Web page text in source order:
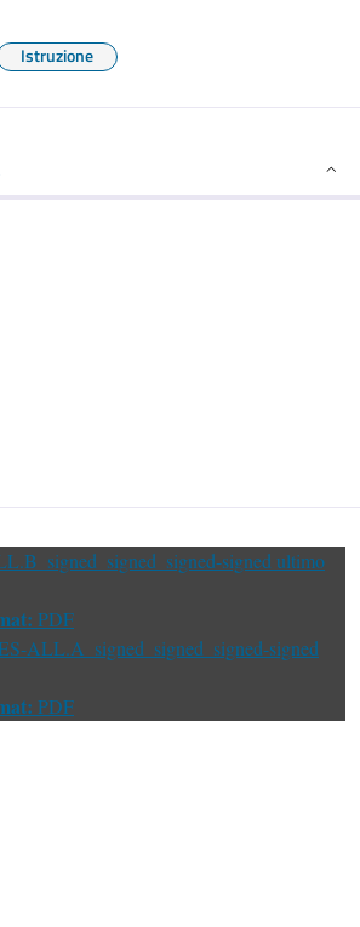
Istruzione
signed ultimo
PDF
ALL.A_signed_signed_signed-signed
PDF